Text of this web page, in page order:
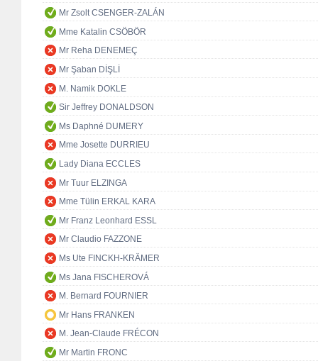
Mr Zsolt CSENGER-ZALÁN
Mme Katalin CSÖBÖR
Mr Reha DENEMEÇ
Mr Şaban DİŞLİ
M. Namik DOKLE
Sir Jeffrey DONALDSON
Ms Daphné DUMERY
Mme Josette DURRIEU
Lady Diana ECCLES
Mr Tuur ELZINGA
Mme Tülin ERKAL KARA
Mr Franz Leonhard ESSL
Mr Claudio FAZZONE
Ms Ute FINCKH-KRÄMER
Ms Jana FISCHEROVÁ
M. Bernard FOURNIER
Mr Hans FRANKEN
M. Jean-Claude FRÉCON
Mr Martin FRONC